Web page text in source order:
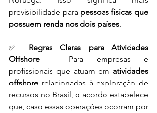
previsibilidade para pessoas físicas que
possuem renda nos dois países.
✅ Regras Claras para Atividades
Offshore - Para empresas e
profissionais que atuam em atividades
offshore relacionadas à exploração de
recursos no Brasil, o acordo estabelece
que, caso essas operações ocorram por